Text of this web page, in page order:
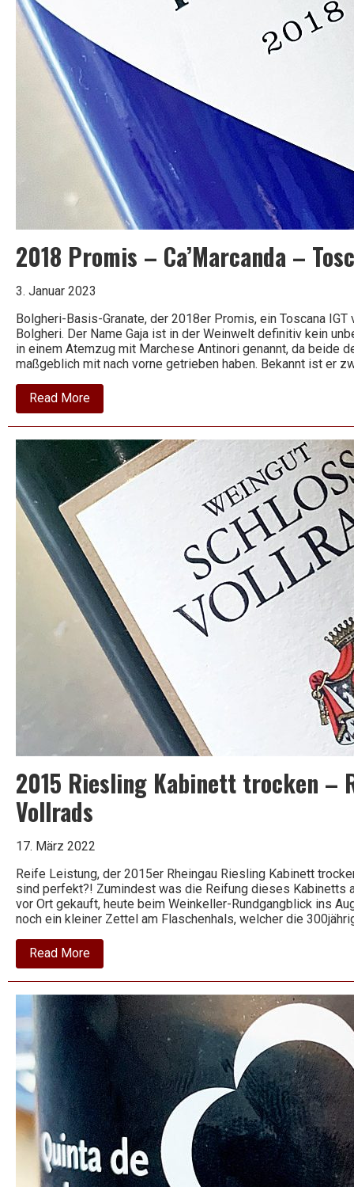
2018 Promis – Ca’Marcanda –
3. Januar 2023
Bolgheri-Basis-Granate, der 2018er Promis, ein Toscana IGT
Bolgheri. Der Name Gaja ist in der Weinwelt definitiv kein
in einem Atemzug mit Marchese Antinori genannt, da beide
maßgeblich mit nach vorne getrieben haben. Bekannt ist er
Read Moreabout
2018
Promis
Ca’Marcanda
–
Toscana
IGT
–
Gaja
2015 Riesling Kabinett trocken –
Vollrads
17. März 2022
Reife Leistung, der 2015er Rheingau Riesling Kabinett
sind perfekt?! Zumindest was die Reifung dieses Kabinetts
vor Ort gekauft, heute beim Weinkeller-Rundgangblick ins
noch ein kleiner Zettel am Flaschenhals, welcher die
Read Moreabout
2015
Riesling
trocken
–
Rheingau
Schloss
Vollrads